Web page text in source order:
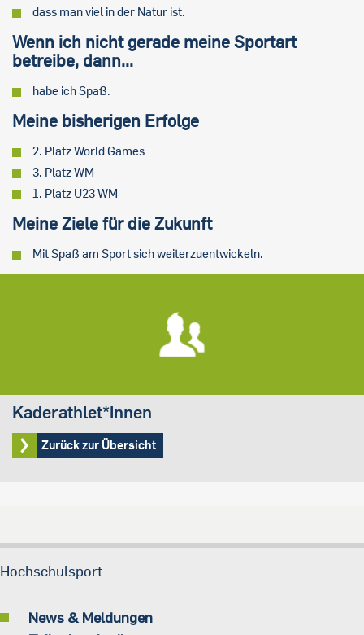
dass man viel in der Natur ist.
Wenn ich nicht gerade meine Sportart
betreibe, dann...
habe ich Spaß.
Meine bisherigen Erfolge
2. Platz World Games
3. Platz WM
1. Platz U23 WM
Meine Ziele für die Zukunft
Mit Spaß am Sport sich weiterzuentwickeln.
Kaderathlet*innen
Zurück zur Übersicht
Hochschulsport
News & Meldungen